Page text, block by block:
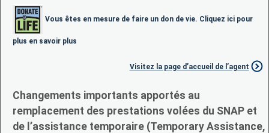
Vous êtes en mesure de faire un don de vie. Cliquez ici pour
plus en savoir plus
Visitez la page d’accueil de l’agent
Changements importants apportés au
remplacement des prestations volées du SNAP et
de l’assistance temporaire (Temporary Assistance,